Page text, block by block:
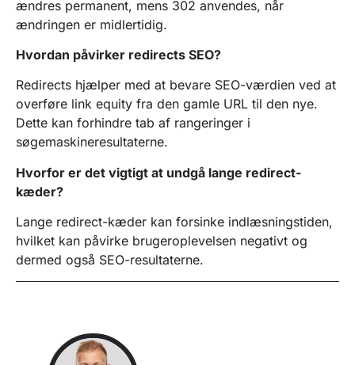
ændres permanent, mens 302 anvendes, når
ændringen er midlertidig.
Hvordan påvirker redirects SEO?
Redirects hjælper med at bevare SEO-værdien ved at
overføre link equity fra den gamle URL til den nye.
Dette kan forhindre tab af rangeringer i
søgemaskineresultaterne.
Hvorfor er det vigtigt at undgå lange redirect-
kæder?
Lange redirect-kæder kan forsinke indlæsningstiden,
hvilket kan påvirke brugeroplevelsen negativt og
dermed også SEO-resultaterne.